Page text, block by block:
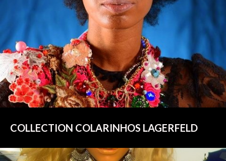
COLLECTION COLARINHOS LAGERFELD